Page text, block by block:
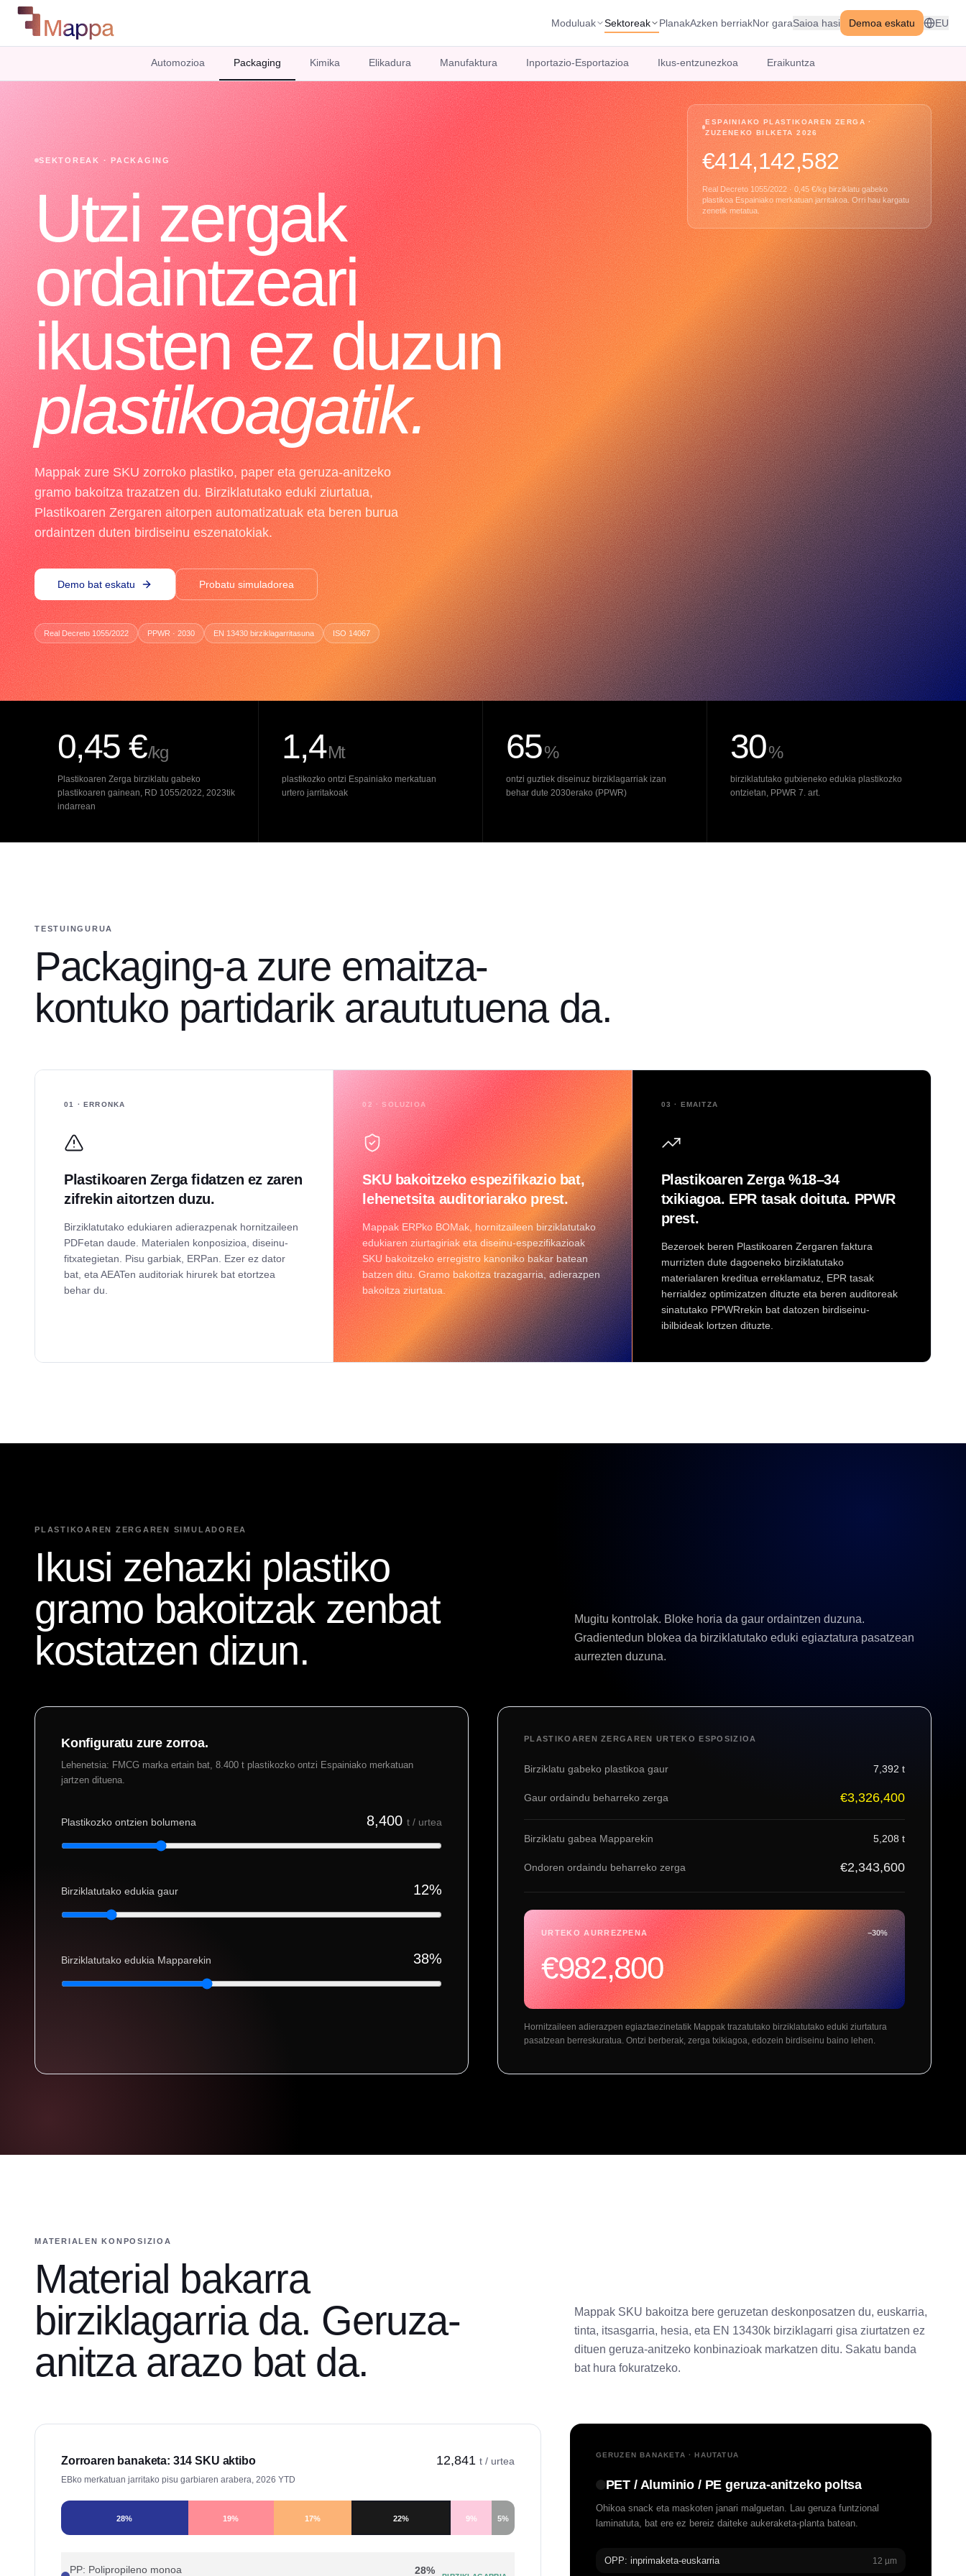
Moduluak Sektoreak PlanakAzken berriakNor garaSaioa hasi Demoa eskatu EU
Automozioa Packaging Kimika Elikadura Manufaktura Inportazio-Esportazioa Ikus-entzunezkoa Eraikuntza
ESPAINIAKO PLASTIKOAREN ZERGA ·
ZUZENEKO BILKETA 2026
€414,142,629
Real Decreto 1055/2022 · 0,45 €/kg birziklatu gabeko
plastikoa Espainiako merkatuan jarritakoa. Orri hau kargatu
zenetik metatua.
SEKTOREAK · PACKAGING
Utzi zergak
ordaintzeari
ikusten ez duzun
plastikoagatik.
Mappak zure SKU zorroko plastiko, paper eta geruza-anitzeko
gramo bakoitza trazatzen du. Birziklatutako eduki ziurtatua,
Plastikoaren Zergaren aitorpen automatizatuak eta beren burua
ordaintzen duten birdiseinu eszenatokiak.
Demo bat eskatu Probatu simuladorea
Real Decreto 1055/2022 PPWR · 2030 EN 13430 birziklagarritasuna ISO 14067
0,45 €/kg
Plastikoaren Zerga birziklatu gabeko
plastikoaren gainean, RD 1055/2022, 2023tik
indarrean
1,4Mt
plastikozko ontzi Espainiako merkatuan
urtero jarritakoak
65%
ontzi guztiek diseinuz birziklagarriak izan
behar dute 2030erako (PPWR)
30%
birziklatutako gutxieneko edukia plastikozko
ontzietan, PPWR 7. art.
TESTUINGURUA
Packaging-a zure emaitza-
kontuko partidarik araututuena da.
01 · ERRONKA
Plastikoaren Zerga fidatzen ez zaren
zifrekin aitortzen duzu.
Birziklatutako edukiaren adierazpenak hornitzaileen
PDFetan daude. Materialen konposizioa, diseinu-
fitxategietan. Pisu garbiak, ERPan. Ezer ez dator
bat, eta AEATen auditoriak hirurek bat etortzea
behar du.
02 · SOLUZIOA
SKU bakoitzeko espezifikazio bat,
lehenetsita auditoriarako prest.
Mappak ERPko BOMak, hornitzaileen birziklatutako
edukiaren ziurtagiriak eta diseinu-espezifikazioak
SKU bakoitzeko erregistro kanoniko bakar batean
batzen ditu. Gramo bakoitza trazagarria, adierazpen
bakoitza ziurtatua.
03 · EMAITZA
Plastikoaren Zerga %18–34
txikiagoa. EPR tasak doituta. PPWR
prest.
Bezeroek beren Plastikoaren Zergaren faktura
murrizten dute dagoeneko birziklatutako
materialaren kreditua erreklamatuz, EPR tasak
herrialdez optimizatzen dituzte eta beren auditoreak
sinatutako PPWRrekin bat datozen birdiseinu-
ibilbideak lortzen dituzte.
PLASTIKOAREN ZERGAREN SIMULADOREA
Ikusi zehazki plastiko
gramo bakoitzak zenbat
kostatzen dizun.
Mugitu kontrolak. Bloke horia da gaur ordaintzen duzuna.
Gradientedun blokea da birziklatutako eduki egiaztatura pasatzean
aurrezten duzuna.
Konfiguratu zure zorroa.
Lehenetsia: FMCG marka ertain bat, 8.400 t plastikozko ontzi Espainiako merkatuan
jartzen dituena.
Plastikozko ontzien bolumena 8,400 t / urtea
Birziklatutako edukia gaur 12%
Birziklatutako edukia Mapparekin 38%
PLASTIKOAREN ZERGAREN URTEKO ESPOSIZIOA
Birziklatu gabeko plastikoa gaur 7,392 t
Gaur ordaindu beharreko zerga €3,326,400
Birziklatu gabea Mapparekin 5,208 t
Ondoren ordaindu beharreko zerga €2,343,600
URTEKO AURREZPENA −30%
€982,800
Hornitzaileen adierazpen egiaztaezinetatik Mappak trazatutako birziklatutako eduki ziurtatura
pasatzean berreskuratua. Ontzi berberak, zerga txikiagoa, edozein birdiseinu baino lehen.
MATERIALEN KONPOSIZIOA
Material bakarra
birziklagarria da. Geruza-
anitza arazo bat da.
Mappak SKU bakoitza bere geruzetan deskonposatzen du, euskarria,
tinta, itsasgarria, hesia, eta EN 13430k birziklagarri gisa ziurtatzen ez
dituen geruza-anitzeko konbinazioak markatzen ditu. Sakatu banda
bat hura fokuratzeko.
Zorroaren banaketa: 314 SKU aktibo 12,841 t / urtea
EBko merkatuan jarritako pisu garbiaren arabera, 2026 YTD
28% 19% 17% 22% 9% 5%
PP: Polipropileno monoa 28%
GERUZEN BANAKETA · HAUTATUA
PET / Aluminio / PE geruza-anitzeko poltsa
Ohikoa snack eta maskoten janari malguetan. Lau geruza funtzional
laminatuta, bat ere ez bereiz daiteke aukeraketa-planta batean.
OPP: inprimaketa-euskarria 12 µm